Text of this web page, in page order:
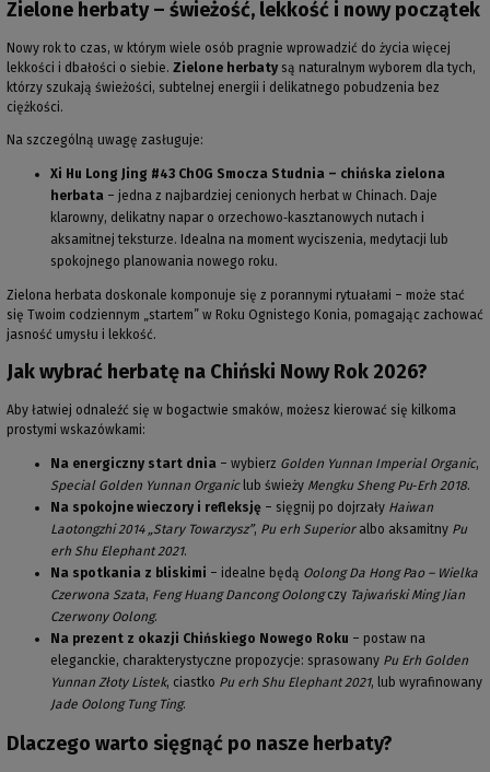
Zielone herbaty – świeżość, lekkość i nowy początek
Nowy rok to czas, w którym wiele osób pragnie wprowadzić do życia więcej
lekkości i dbałości o siebie. Zielone herbaty są naturalnym wyborem dla tych,
którzy szukają świeżości, subtelnej energii i delikatnego pobudzenia bez
ciężkości.
Na szczególną uwagę zasługuje:
Xi Hu Long Jing #43 ChOG Smocza Studnia – chińska zielona
herbata – jedna z najbardziej cenionych herbat w Chinach. Daje
klarowny, delikatny napar o orzechowo‑kasztanowych nutach i
aksamitnej teksturze. Idealna na moment wyciszenia, medytacji lub
spokojnego planowania nowego roku.
Zielona herbata doskonale komponuje się z porannymi rytuałami – może stać
się Twoim codziennym „startem” w Roku Ognistego Konia, pomagając zachować
jasność umysłu i lekkość.
Jak wybrać herbatę na Chiński Nowy Rok 2026?
Aby łatwiej odnaleźć się w bogactwie smaków, możesz kierować się kilkoma
prostymi wskazówkami:
Na energiczny start dnia – wybierz Golden Yunnan Imperial Organic,
Special Golden Yunnan Organiclub świeży Mengku Sheng Pu‑Erh 2018.
Na spokojne wieczory i refleksję – sięgnij po dojrzały Haiwan
Laotongzhi 2014 „Stary Towarzysz”, Pu erh Superioralbo aksamitny Pu
erh Shu Elephant 2021.
Na spotkania z bliskimi – idealne będą Oolong Da Hong Pao – Wielka
Czerwona Szata, Feng Huang Dancong Oolongczy Tajwański Ming Jian
Czerwony Oolong.
Na prezent z okazji Chińskiego Nowego Roku – postaw na
eleganckie, charakterystyczne propozycje: sprasowany Pu Erh Golden
Yunnan Złoty Listek, ciastko Pu erh Shu Elephant 2021, lub wyrafinowany
Jade Oolong Tung Ting.
Dlaczego warto sięgnąć po nasze herbaty?